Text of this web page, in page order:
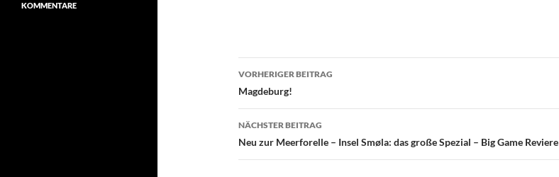
Beitragsnavigation
VORHERIGER BEITRAG
Magdeburg!
NÄCHSTER BEITRAG
Neu zur Meerforelle – Insel Smøla: das große Spezial – Big Game Reviere
KOMMENTARE